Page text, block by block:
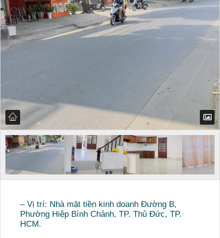
– Vị trí: Nhà mặt tiền kinh doanh Đường B,
Phường Hiệp Bình Chánh, TP. Thủ Đức, TP.
HCM.